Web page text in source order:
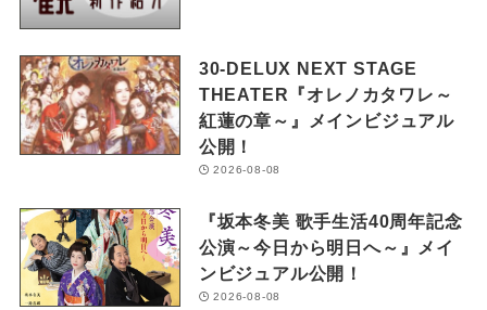
30-DELUX NEXT STAGE
THEATER『オレノカタワレ～
紅蓮の章～』メインビジュアル
公開！
2026-08-08
『坂本冬美 歌手生活40周年記念
公演～今日から明日へ～』メイ
ンビジュアル公開！
2026-08-08